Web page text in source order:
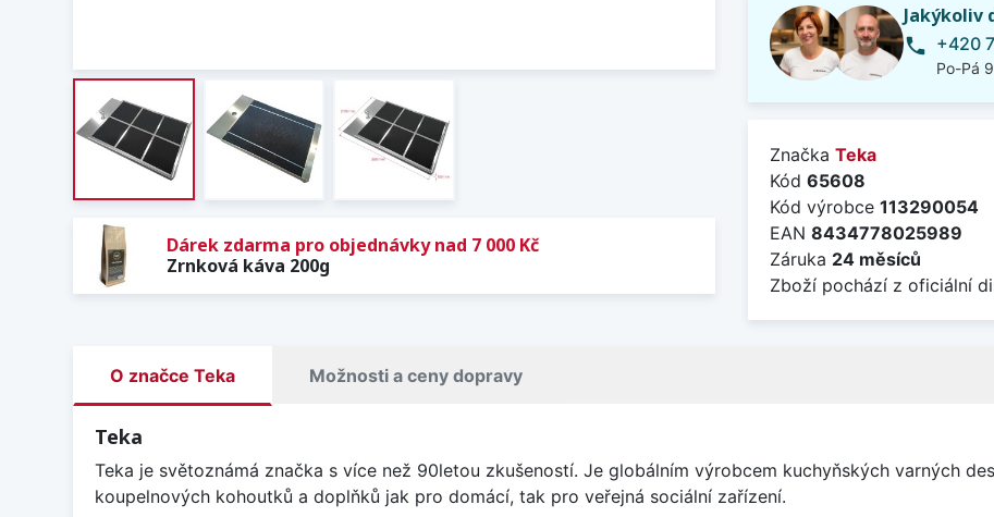
Dárek zdarma pro objednávky nad 7 000 Kč
Zrnková káva 200g
Jakýkoliv
phone +420
Po-Pá
Značka Teka
Kód 65608
Kód výrobce 113290054
EAN 8434778025989
Záruka 24 měsíců
Zboží pochází z oficiální
O značce Teka Možnosti a ceny dopravy
Teka
Teka je světoznámá značka s více než 90letou zkušeností. Je globálním výrobcem kuchyňských varných
koupelnových kohoutků a doplňků jak pro domácí, tak pro veřejná sociální zařízení.